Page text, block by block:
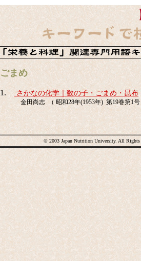
ごまめ
1. さかなの化学｜数の子・ごまめ・昆布
金田尚志 （ 昭和28年(1953年) 第19巻第1号
© 2003 Japan Nutrition University. All Rights